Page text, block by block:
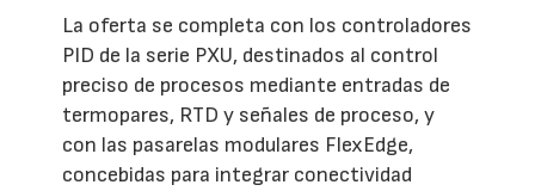
La oferta se completa con los controladores
PID de la serie PXU, destinados al control
preciso de procesos mediante entradas de
termopares, RTD y señales de proceso, y
con las pasarelas modulares FlexEdge,
concebidas para integrar conectividad